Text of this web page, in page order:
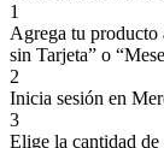
1
Agrega tu producto
sin Tarjeta” o
2
Inicia sesión en
3
Elige la cantidad de